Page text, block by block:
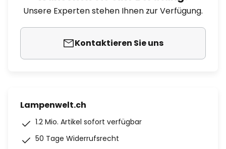
Unsere Experten stehen Ihnen zur Verfügung.
Kontaktieren Sie uns
Lampenwelt.ch
1.2 Mio. Artikel sofort verfügbar
50 Tage Widerrufsrecht